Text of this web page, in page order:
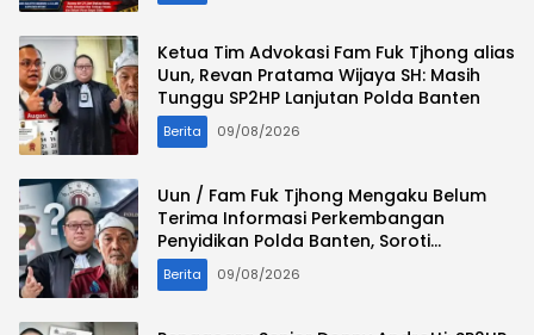
Ketua Tim Advokasi Fam Fuk Tjhong alias
Uun, Revan Pratama Wijaya SH: Masih
Tunggu SP2HP Lanjutan Polda Banten
Berita 09/08/2026
Uun / Fam Fuk Tjhong Mengaku Belum
Terima Informasi Perkembangan
Penyidikan Polda Banten, Soroti
Transparansi Penanganan Perkara
Berita 09/08/2026